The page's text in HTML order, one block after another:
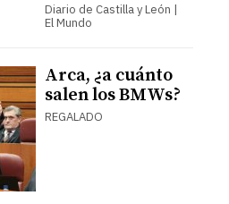
Diario de Castilla y León |
El Mundo
Arca, ¿a cuánto
salen los BMWs?
REGALADO